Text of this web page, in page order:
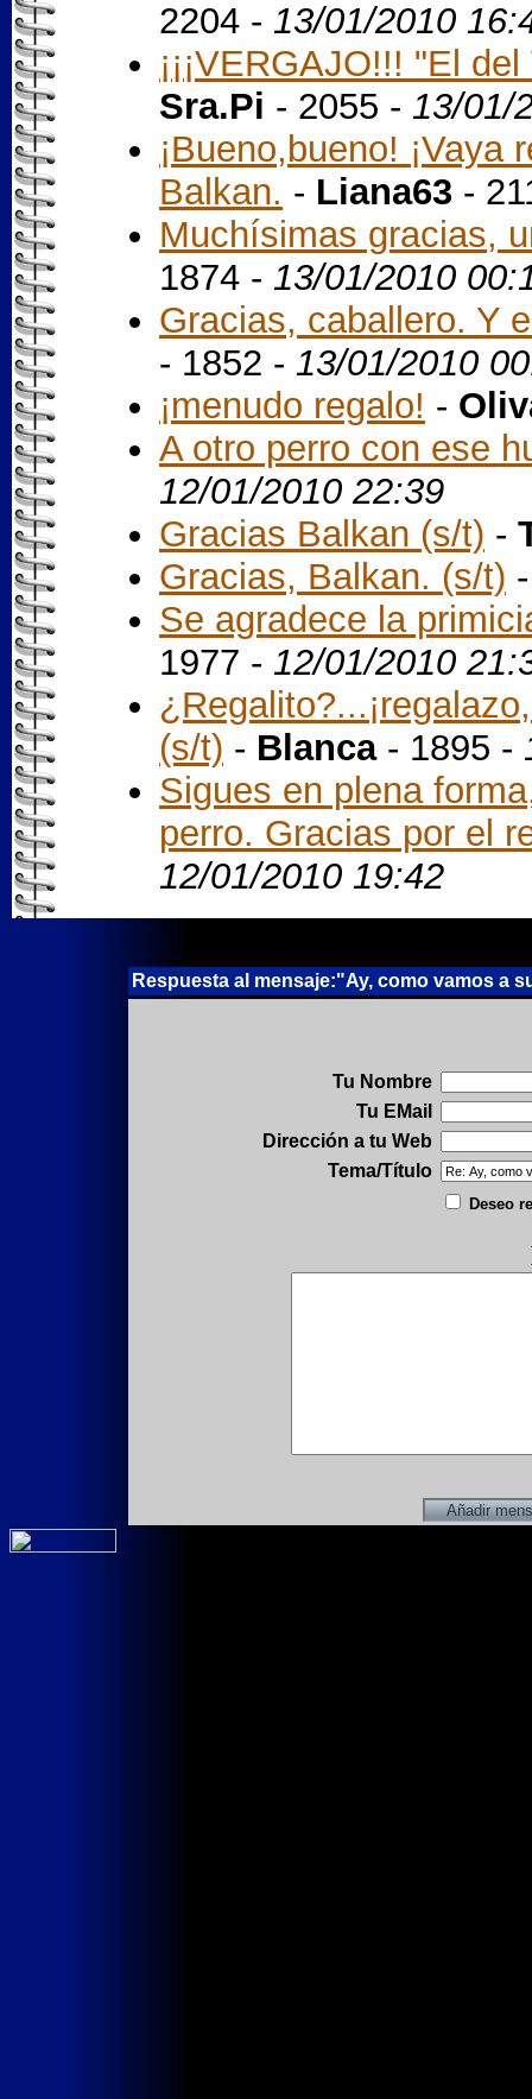
2204 - 13/01/2010
¡¡¡VERGAJO!!! "El
Sra.Pi - 2055 - 13/01/
¡Bueno,bueno!
Balkan. - Liana63 -
Muchísimas gracias,
1874 - 13/01/2010
Gracias, caballero. Y
- 1852 - 13/01/2010
¡menudo regalo! -
A otro perro con ese
12/01/2010 22:39
Gracias Balkan (s/t) -
Gracias, Balkan. (s/t)
Se agradece la
1977 - 12/01/2010
(s/t) - Blanca- 1895 -
Sigues en plena
perro. Gracias por el
12/01/2010 19:42
Respuesta al mensaje:"Ay, como vamos a
Tu Nombre
Tu EMail
Dirección a tu Web
Tema/Título
Deseo